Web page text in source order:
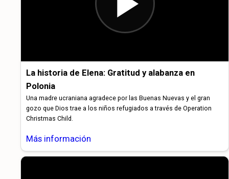
La historia de Elena: Gratitud y alabanza en
Polonia
Una madre ucraniana agradece por las Buenas Nuevas y el gran
gozo que Dios trae a los niños refugiados a través de Operation
Christmas Child.
Más información